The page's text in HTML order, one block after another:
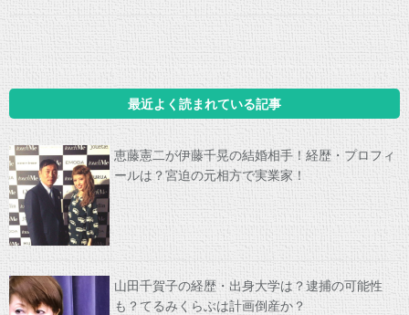
最近よく読まれている記事
恵藤憲二が伊藤千晃の結婚相手！経歴・プロフィ
ールは？宮迫の元相方で実業家！
山田千賀子の経歴・出身大学は？逮捕の可能性
も？てるみくらぶは計画倒産か？